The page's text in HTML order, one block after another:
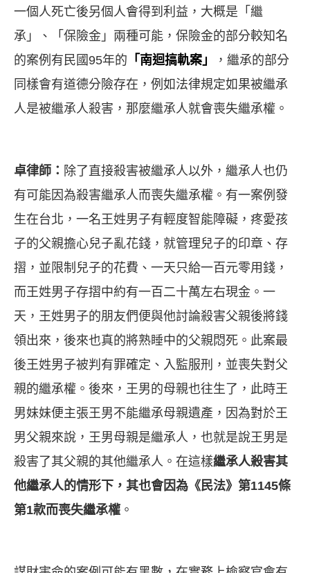
一個人死亡後另個人會得到利益，大概是「繼
承」、「保險金」兩種可能，保險金的部分較知名
的案例有民國95年的 「南迴搞軌案」
，繼承的部分
同樣會有道德分險存在，例如法律規定如果被繼承
人是被繼承人殺害，那麼繼承人就會喪失繼承權。
卓律師： 除了直接殺害被繼承人以外，繼承人也仍
有可能因為殺害繼承人而喪失繼承權。有一案例發
生在台北，一名王姓男子有輕度智能障礙，疼愛孩
子的父親擔心兒子亂花錢，就管理兒子的印章、存
摺，並限制兒子的花費、一天只給一百元零用錢，
而王姓男子存摺中約有一百二十萬左右現金。一
天，王姓男子的朋友們便與他討論殺害父親後將錢
領出來，後來也真的將熟睡中的父親悶死。此案最
後王姓男子被判有罪確定、入監服刑，並喪失對父
親的繼承權。後來，王男的母親也往生了，此時王
男妹妹便主張王男不能繼承母親遺產，因為對於王
男父親來說，王男母親是繼承人，也就是說王男是
殺害了其父親的其他繼承人。在這樣繼承人殺害其
他繼承人的情形下，其也會因為《民法》第1145條
第1款而喪失繼承權 。